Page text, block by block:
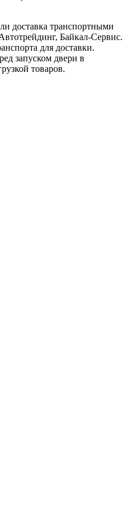
доставка транспортными
Байкал-Сервис.
для доставки.
запуском двери в
товаров.